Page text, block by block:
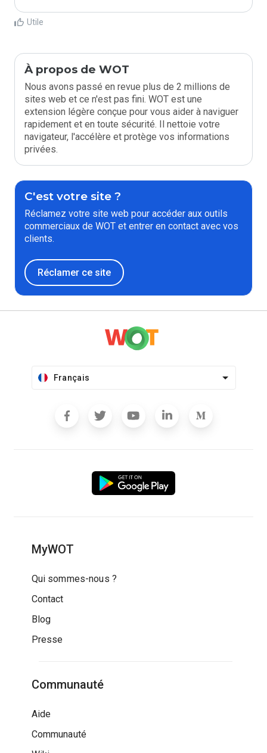
Utile
À propos de WOT
Nous avons passé en revue plus de 2 millions de
sites web et ce n'est pas fini. WOT est une
extension légère conçue pour vous aider à naviguer
rapidement et en toute sécurité. Il nettoie votre
navigateur, l'accélère et protège vos informations
privées.
C'est votre site ?
Réclamez votre site web pour accéder aux outils
commerciaux de WOT et entrer en contact avec vos
clients.
Réclamer ce site
Français
MyWOT
Qui sommes-nous ?
Contact
Blog
Presse
Communauté
Aide
Communauté